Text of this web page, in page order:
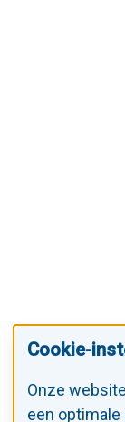
Cookie-
Onze
een optimale